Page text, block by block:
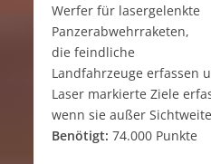
Werfer für lasergelenkte
Panzerabwehrraketen,
die feindliche
Landfahrzeuge erfassen
Laser markierte Ziele
wenn sie außer
Benötigt: 74.000 Punkte